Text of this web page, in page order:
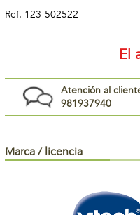
Ref. 123-502522
El
Atención al
981937940
Marca / licencia